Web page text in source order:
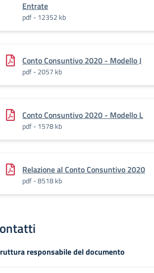
Entrate
pdf - 12352 kb
Conto Consuntivo 2020 - Modello J
pdf - 2057 kb
Conto Consuntivo 2020 - Modello L
pdf - 1578 kb
Relazione al Conto Consuntivo 2020
pdf - 8518 kb
responsabile del documento